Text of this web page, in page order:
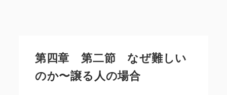
第四章 第二節 なぜ難しい
のか〜譲る人の場合